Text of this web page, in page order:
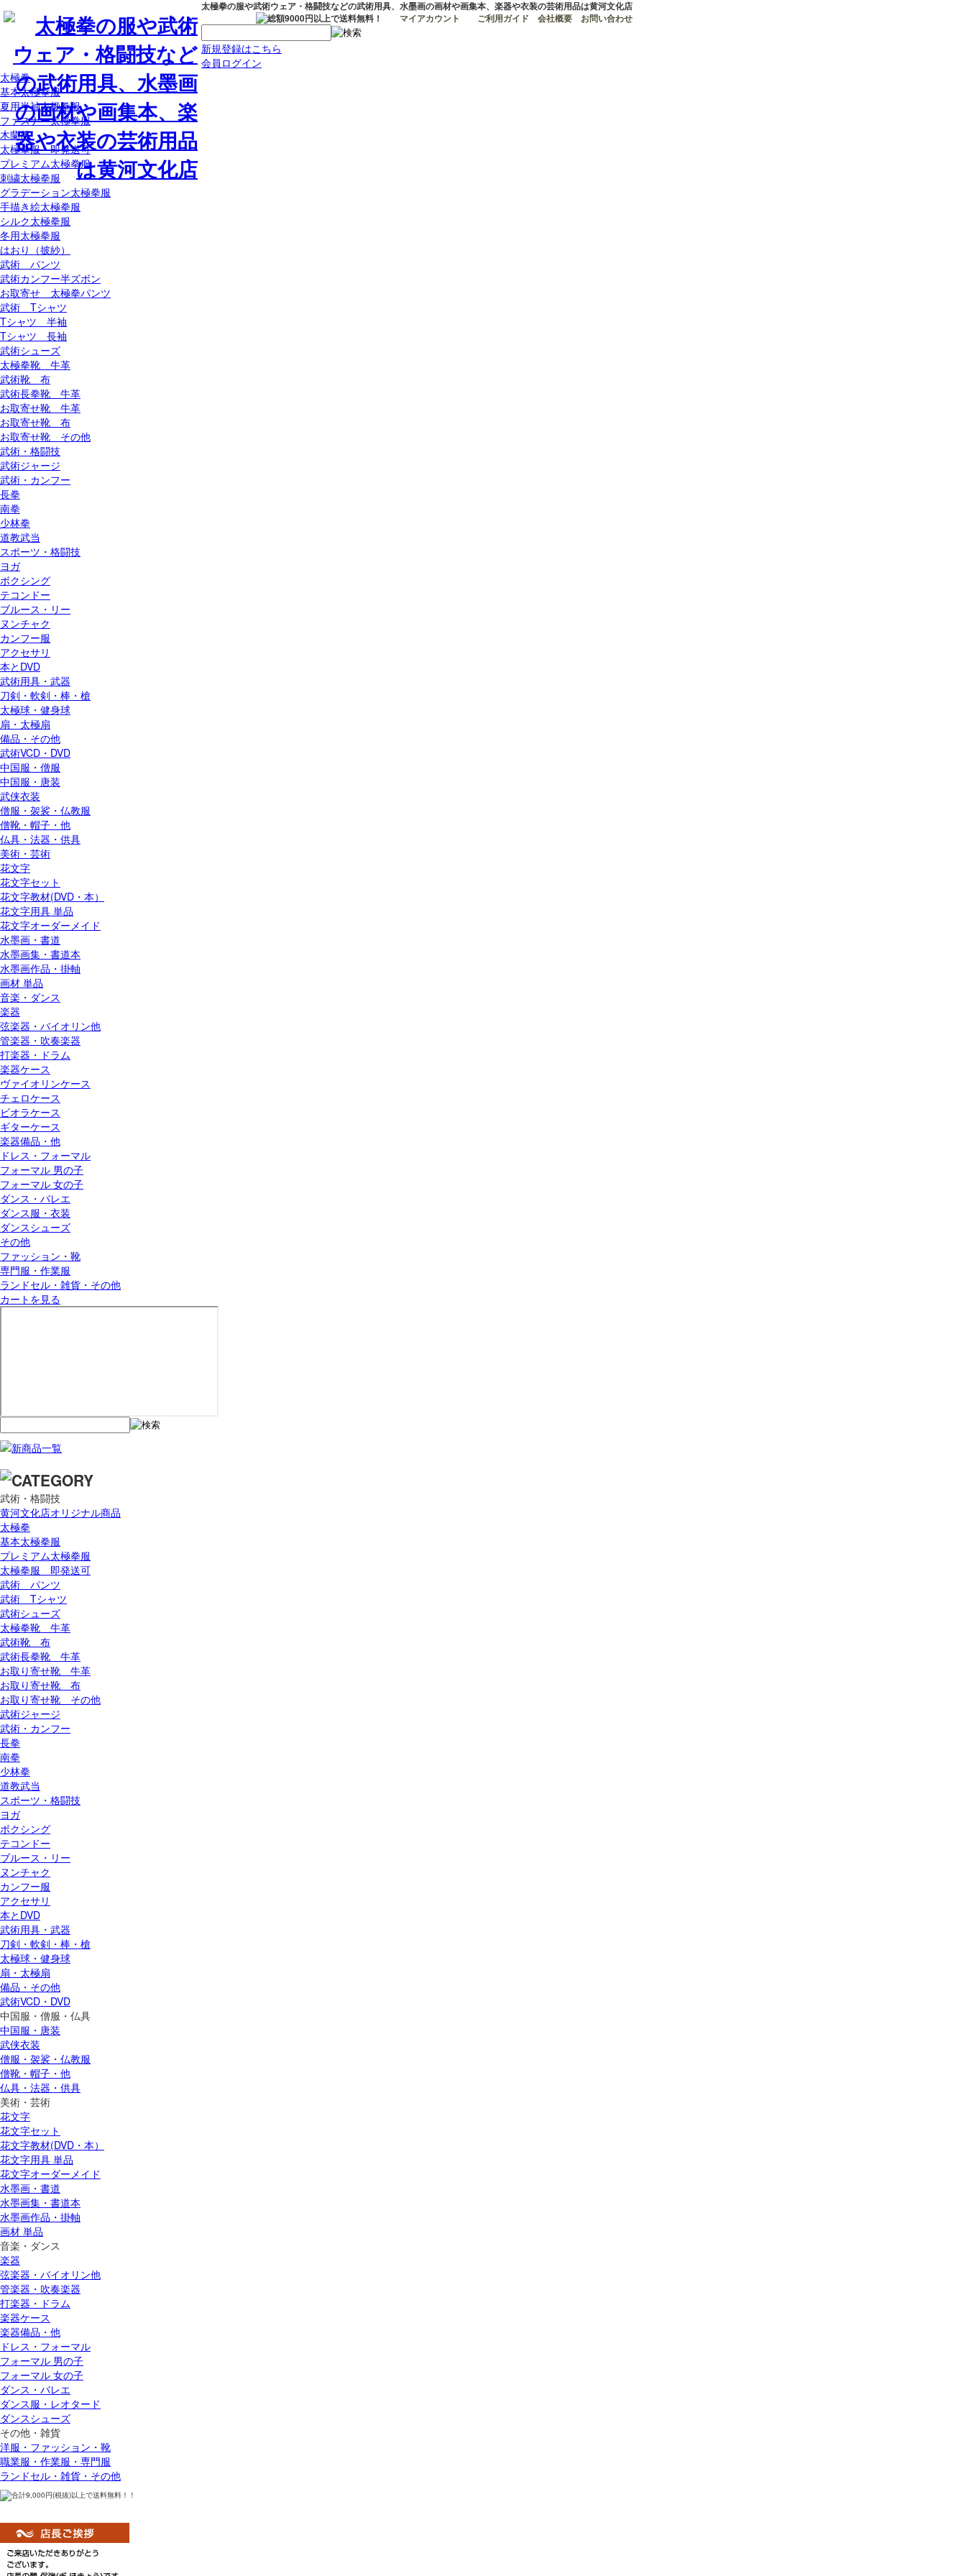
太極拳の服や武術ウェア・格闘技などの武術用具、水墨画の画材や画集本、楽器や衣装の芸術用品は黄河文化店
マイアカウント
ご利用ガイド 会社概要 お問い合わせ
新規登録はこちら
会員ログイン
太極拳
基本太極拳服
夏用半袖太極拳服
ファスナー太極拳服
木蘭服
太極拳服 即発送可
プレミアム太極拳服
刺繍太極拳服
グラデーション太極拳服
手描き絵太極拳服
シルク太極拳服
冬用太極拳服
はおり（披紗）
武術 パンツ
武術カンフー半ズボン
お取寄せ 太極拳パンツ
武術 Tシャツ
Tシャツ 半袖
Tシャツ 長袖
武術シューズ
太極拳靴 牛革
武術靴 布
武術長拳靴 牛革
お取寄せ靴 牛革
お取寄せ靴 布
お取寄せ靴 その他
武術・格闘技
武術ジャージ
武術・カンフー
長拳
南拳
少林拳
道教武当
スポーツ・格闘技
ヨガ
ボクシング
テコンドー
ブルース・リー
ヌンチャク
カンフー服
アクセサリ
本とDVD
武術用具・武器
刀剣・軟剣・棒・槍
太極球・健身球
扇・太極扇
備品・その他
武術VCD・DVD
中国服・僧服
中国服・唐装
武侠衣装
僧服・袈裟・仏教服
僧靴・帽子・他
仏具・法器・供具
美術・芸術
花文字
花文字セット
花文字教材(DVD・本）
花文字用具 単品
花文字オーダーメイド
水墨画・書道
水墨画集・書道本
水墨画作品・掛軸
画材 単品
音楽・ダンス
楽器
弦楽器・バイオリン他
管楽器・吹奏楽器
打楽器・ドラム
楽器ケース
ヴァイオリンケース
チェロケース
ビオラケース
ギターケース
楽器備品・他
ドレス・フォーマル
フォーマル 男の子
フォーマル 女の子
ダンス・バレエ
ダンス服・衣装
ダンスシューズ
その他
ファッション・靴
専門服・作業服
ランドセル・雑貨・その他
カートを見る
武術・格闘技
黄河文化店オリジナル商品
太極拳
基本太極拳服
プレミアム太極拳服
太極拳服 即発送可
武術 パンツ
武術 Tシャツ
武術シューズ
太極拳靴 牛革
武術靴 布
武術長拳靴 牛革
お取り寄せ靴 牛革
お取り寄せ靴 布
お取り寄せ靴 その他
武術ジャージ
武術・カンフー
長拳
南拳
少林拳
道教武当
スポーツ・格闘技
ヨガ
ボクシング
テコンドー
ブルース・リー
ヌンチャク
カンフー服
アクセサリ
本とDVD
武術用具・武器
刀剣・軟剣・棒・槍
太極球・健身球
扇・太極扇
備品・その他
武術VCD・DVD
中国服・僧服・仏具
中国服・唐装
武侠衣装
僧服・袈裟・仏教服
僧靴・帽子・他
仏具・法器・供具
美術・芸術
花文字
花文字セット
花文字教材(DVD・本）
花文字用具 単品
花文字オーダーメイド
水墨画・書道
水墨画集・書道本
水墨画作品・掛軸
画材 単品
音楽・ダンス
楽器
弦楽器・バイオリン他
管楽器・吹奏楽器
打楽器・ドラム
楽器ケース
楽器備品・他
ドレス・フォーマル
フォーマル 男の子
フォーマル 女の子
ダンス・バレエ
ダンス服・レオタード
ダンスシューズ
その他・雑貨
洋服・ファッション・靴
職業服・作業服・専門服
ランドセル・雑貨・その他